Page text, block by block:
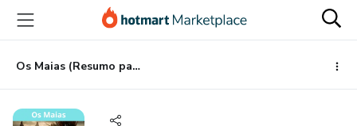
para
conteúdo
principal
para
pagamento
para
rodapé
Os Maias (Resumo para o estudo da Disciplina História )